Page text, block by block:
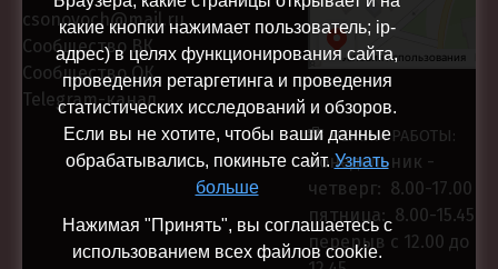
какие кнопки нажимает пользователь; ip-
адрес) в целях функционирования сайта,
проведения ретаргетинга и проведения
статистических исследований и обзоров.
Если вы не хотите, чтобы ваши данные
обрабатывались, покиньте сайт.Узнать
больше
Нажимая "Принять", вы соглашаетесь с
использованием всех файлов cookie.
csonovoch@mail.ru
Сообщество ВК
Сообщество ОК
Telegram-канал
РЕЖИМ РАБОТЫ:
понедельник -
четверг: 8.00-17.00
пятница: 8.00-15.45
перерыв с 12.00 до